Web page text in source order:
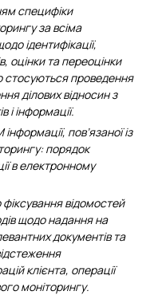
специфіки
за всіма
ідентифікації,
оцінки та переоцінки
стосуються проведення
ділових відносин з
і інформації.
пов’язаної із
порядок
в електронному
відомостей
щодо надання на
документів та
клієнта, операції
моніторингу.